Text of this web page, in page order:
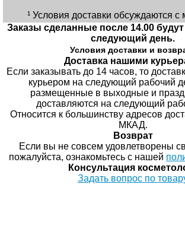
¹ Условия доставки обсуждаются
Заказы сделанные после 14.00
следующий день.
Условия доставки и
Доставка нашими
Если заказывать до 14 часов, то
курьером на следующий рабочий
размещенные в выходные и
доставляются на следующий
Относится к большинству адресов
МКАД.
Возврат
Если вы не совсем удовлетворены
пожалуйста, ознакомьтесь с нашей
Консультация
Задать вопрос по